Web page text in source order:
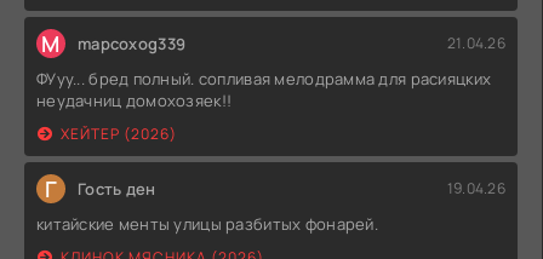
M mapcoxog339 21.04.26
ФУуу... бред полный. сопливая мелодрамма для расияцких
неудачниц домохозяек!!
ХЕЙТЕР (2026)
Г Гость ден 19.04.26
китайские менты улицы разбитых фонарей.